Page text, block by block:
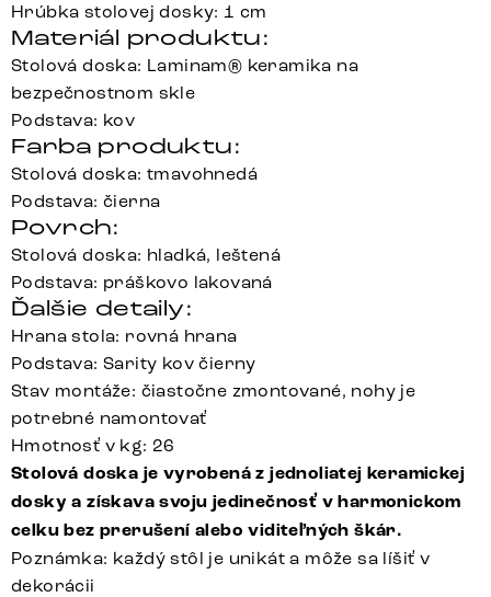
Hrúbka stolovej dosky: 1 cm
Materiál produktu:
Stolová doska: Laminam® keramika na
bezpečnostnom skle
Podstava: kov
Farba produktu:
Stolová doska: tmavohnedá
Podstava: čierna
Povrch:
Stolová doska: hladká, leštená
Podstava: práškovo lakovaná
Ďalšie detaily:
Hrana stola: rovná hrana
Podstava: Sarity kov čierny
Stav montáže: čiastočne zmontované, nohy je
potrebné namontovať
Hmotnosť v kg: 26
Stolová doska je vyrobená z jednoliatej keramickej
dosky a získava svoju jedinečnosť v harmonickom
celku bez prerušení alebo viditeľných škár.
Poznámka: každý stôl je unikát a môže sa líšiť v
dekorácii